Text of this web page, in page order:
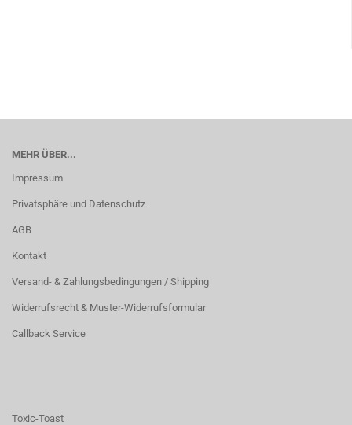
MEHR ÜBER...
Impressum
Privatsphäre und Datenschutz
AGB
Kontakt
Versand- & Zahlungsbedingungen / Shipping
Widerrufsrecht & Muster-Widerrufsformular
Callback Service
Toxic-Toast